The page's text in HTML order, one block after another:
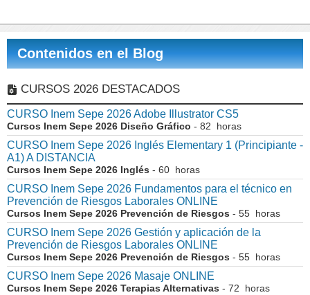
Contenidos en el Blog
CURSOS 2026 DESTACADOS
CURSO Inem Sepe 2026 Adobe Illustrator CS5
Cursos Inem Sepe 2026 Diseño Gráfico - 82 horas
CURSO Inem Sepe 2026 Inglés Elementary 1 (Principiante -
A1) A DISTANCIA
Cursos Inem Sepe 2026 Inglés - 60 horas
CURSO Inem Sepe 2026 Fundamentos para el técnico en
Prevención de Riesgos Laborales ONLINE
Cursos Inem Sepe 2026 Prevención de Riesgos - 55 horas
CURSO Inem Sepe 2026 Gestión y aplicación de la
Prevención de Riesgos Laborales ONLINE
Cursos Inem Sepe 2026 Prevención de Riesgos - 55 horas
CURSO Inem Sepe 2026 Masaje ONLINE
Cursos Inem Sepe 2026 Terapias Alternativas - 72 horas